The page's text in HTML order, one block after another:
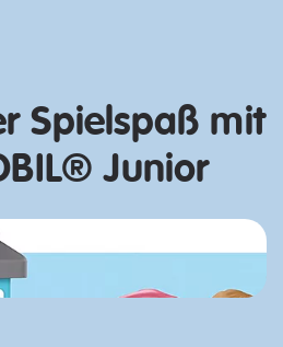
Spielspaß mit
Junior
entdecken